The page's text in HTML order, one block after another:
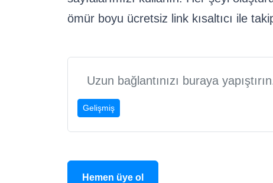
ömür boyu ücretsiz link kısaltıcı ile
Gelişmiş
Hemen üye ol